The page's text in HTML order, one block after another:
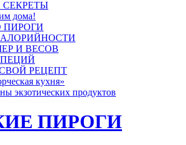
дома!
ПИРОГИ
И ВЕСОВ
РЕЦЕПТ
кухня»
экзотических продуктов
ПИРОГИ